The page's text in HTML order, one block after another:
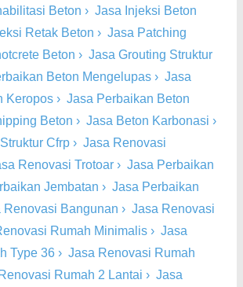
Beton › Jasa Injeksi Beton
Retak Beton › Jasa Patching
Beton › Jasa Grouting Struktur
Beton Mengelupas › Jasa
Keropos › Jasa Perbaikan Beton
Beton › Jasa Beton Karbonasi ›
Cfrp › Jasa Renovasi
Renovasi Trotoar › Jasa Perbaikan
Jembatan › Jasa Perbaikan
Renovasi Bangunan › Jasa Renovasi
Rumah Minimalis › Jasa
Type 36 › Jasa Renovasi Rumah
Rumah 2 Lantai › Jasa